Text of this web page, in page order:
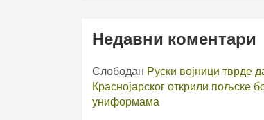
Недавни коментари
Слободан Руски војници тврде
Краснојарског открили пољске
униформама